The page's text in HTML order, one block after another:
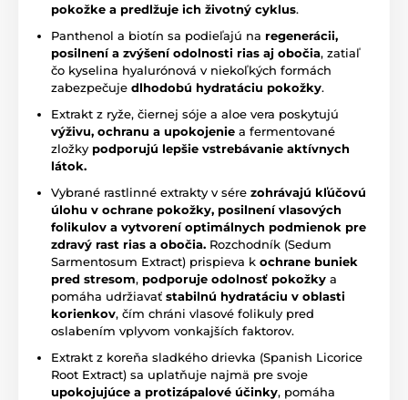
pokožke a predlžuje ich životný cyklus.
Panthenol a biotín sa podieľajú na regenerácii,
posilnení a zvýšení odolnosti rias aj obočia, zatiaľ
čo kyselina hyalurónová v niekoľkých formách
zabezpečuje dlhodobú hydratáciu pokožky.
Extrakt z ryže, čiernej sóje a aloe vera poskytujú
výživu, ochranu a upokojenie a fermentované
zložky podporujú lepšie vstrebávanie aktívnych
látok.
Vybrané rastlinné extrakty v sére zohrávajú kľúčovú
úlohu v ochrane pokožky, posilnení vlasových
folikulov a vytvorení optimálnych podmienok pre
zdravý rast rias a obočia. Rozchodník (Sedum
Sarmentosum Extract) prispieva k ochrane buniek
pred stresom, podporuje odolnosť pokožky a
pomáha udržiavať stabilnú hydratáciu v oblasti
korienkov, čím chráni vlasové folikuly pred
oslabením vplyvom vonkajších faktorov.
Extrakt z koreňa sladkého drievka (Spanish Licorice
Root Extract) sa uplatňuje najmä pre svoje
upokojujúce a protizápalové účinky, pomáha